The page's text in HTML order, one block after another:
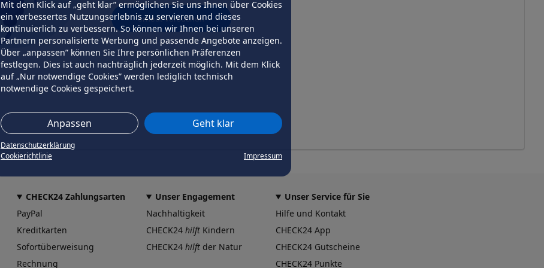
Mit dem Klick auf „geht klar” ermöglichen Sie uns Ihnen über Cookies
ein verbessertes Nutzungserlebnis zu servieren und dieses
kontinuierlich zu verbessern. So können wir Ihnen bei unseren
Partnern personalisierte Werbung und passende Angebote anzeigen.
Über „anpassen” können Sie Ihre persönlichen Präferenzen
festlegen. Dies ist auch nachträglich jederzeit möglich. Mit dem Klick
auf „Nur notwendige Cookies” werden lediglich technisch
notwendige Cookies gespeichert.
Anpassen Geht klar
Datenschutzerklärung
Cookierichtlinie
Impressum
erneut versuchen
CHECK24 Zahlungsarten
PayPal
Kreditkarten
Sofortüberweisung
Rechnung
Unser Engagement
Nachhaltigkeit
CHECK24 hilft Kindern
CHECK24 hilft der Natur
Unser Service für Sie
Hilfe und Kontakt
CHECK24 App
CHECK24 Gutscheine
CHECK24 Punkte